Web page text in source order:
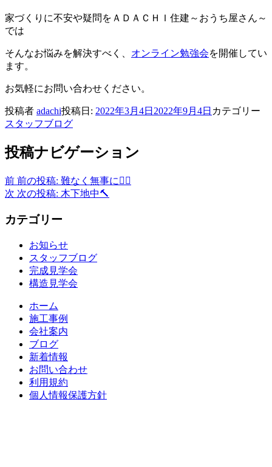
家づくりに不安や疑問をＡＤＡＣＨＩ住建～おうち屋さん～
では
そんなお悩みを解決すべく、 オンライン勉強会を開催してい
ます。
お気軽にお問い合わせください。
投稿者 adachi投稿日: 2022年3月4日 2022年9月4日 カテゴリー
スタッフブログ
投稿ナビゲーション
前 前の投稿: 難なく無事に😮‍💨
次 次の投稿: 木下地中🔨
カテゴリー
お知らせ
スタッフブログ
完成見学会
構造見学会
ホーム
施工事例
会社案内
ブログ
新着情報
お問い合わせ
利用規約
個人情報保護方針